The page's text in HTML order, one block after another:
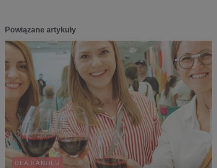
Powiązane artykuły
DLA HANDLU